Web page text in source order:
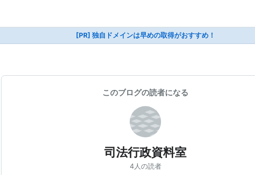
[PR] 独自ドメインは早めの取得がおすすめ！
このブログの読者になる
司法行政資料室
4人の読者